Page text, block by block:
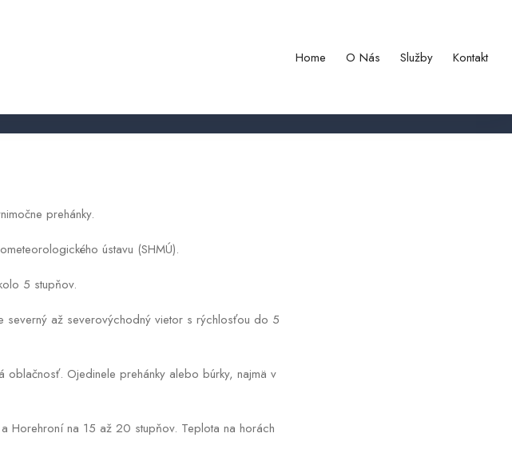
Home O Nás Služby Kontakt
prehánky.
ústavu (SHMÚ).
5 stupňov.
až severovýchodný vietor s rýchlosťou do 5
Ojedinele prehánky alebo búrky, najmä v
Horehroní na 15 až 20 stupňov. Teplota na horách